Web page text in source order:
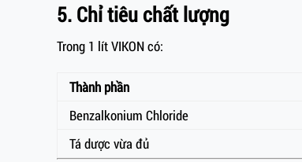
5. Chỉ tiêu chất lượng
Trong 1 lít VIKON có:
Thành phần
Benzalkonium Chloride
Tá dược vừa đủ